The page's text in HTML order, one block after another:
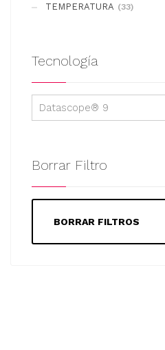
TEMPERATURA (33)
Tecnología
Datascope® 9
Borrar Filtro
BORRAR FILTROS